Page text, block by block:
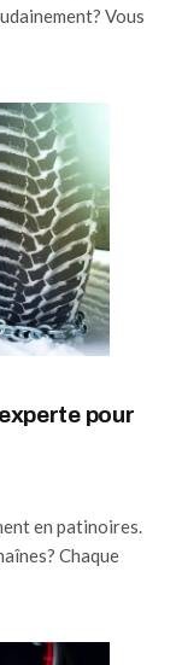
Vous
pour
en patinoires.
Chaque